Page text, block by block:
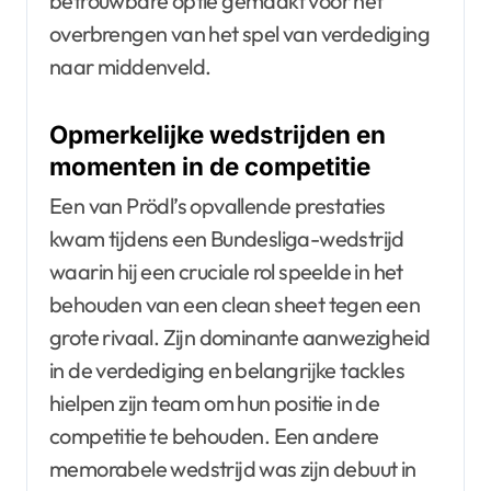
overbrengen van het spel van verdediging
naar middenveld.
Opmerkelijke wedstrijden en
momenten in de competitie
Een van Prödl’s opvallende prestaties
kwam tijdens een Bundesliga-wedstrijd
waarin hij een cruciale rol speelde in het
behouden van een clean sheet tegen een
grote rivaal. Zijn dominante aanwezigheid
in de verdediging en belangrijke tackles
hielpen zijn team om hun positie in de
competitie te behouden. Een andere
memorabele wedstrijd was zijn debuut in